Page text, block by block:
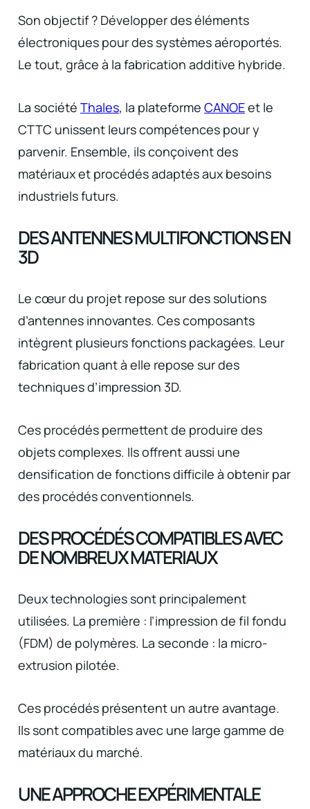
Son objectif ? Développer des éléments
électroniques pour des systèmes aéroportés.
Le tout, grâce à la fabrication additive hybride.
La société Thales, la plateforme CANOEet le
CTTC unissent leurs compétences pour y
parvenir. Ensemble, ils conçoivent des
matériaux et procédés adaptés aux besoins
industriels futurs.
DES ANTENNES MULTIFONCTIONS EN
3D
Le cœur du projet repose sur des solutions
d’antennes innovantes. Ces composants
intègrent plusieurs fonctions packagées. Leur
fabrication quant à elle repose sur des
techniques d’impression 3D.
Ces procédés permettent de produire des
objets complexes. Ils offrent aussi une
densification de fonctions difficile à obtenir par
des procédés conventionnels.
DES PROCÉDÉS COMPATIBLES AVEC
DE NOMBREUX MATERIAUX
Deux technologies sont principalement
utilisées. La première : l’impression de fil fondu
(FDM) de polymères. La seconde : la micro-
extrusion pilotée.
Ces procédés présentent un autre avantage.
Ils sont compatibles avec une large gamme de
matériaux du marché.
UNE APPROCHE EXPÉRIMENTALE